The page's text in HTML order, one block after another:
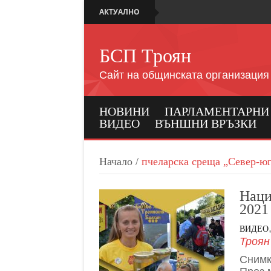
АКТУАЛНО
БСП Троян
Сайт на общинската организация
НОВИНИ
ПАРЛАМЕНТАРНИ
ВИДЕО
ВЪНШНИ ВРЪЗКИ
Начало / пчеларска среща „Север-
2021
ВИДЕО
Троян